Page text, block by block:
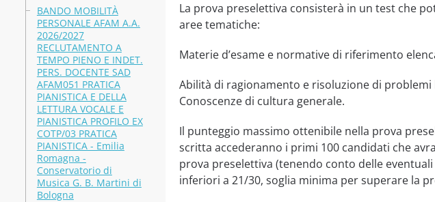
BANDO MOBILITÀ
PERSONALE AFAM A.A.
2026/2027
RECLUTAMENTO A
TEMPO PIENO E INDET.
PERS. DOCENTE SAD
AFAM051 PRATICA
PIANISTICA E DELLA
LETTURA VOCALE E
PIANISTICA PROFILO EX
COTP/03 PRATICA
PIANISTICA - Emilia
Romagna -
Conservatorio di
Musica G. B. Martini di
Bologna
La prova preselettiva consisterà in un test che
aree tematiche:
Materie d’esame e normative di riferimento
Abilità di ragionamento e risoluzione di
Conoscenze di cultura generale.
Il punteggio massimo ottenibile nella prova
scritta accederanno i primi 100 candidati che
prova preselettiva (tenendo conto delle
inferiori a 21/30, soglia minima per superare la